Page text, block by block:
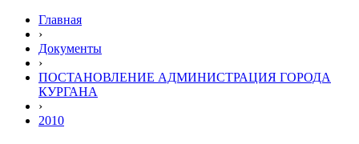
Главная
›
Документы
›
ПОСТАНОВЛЕНИЕ АДМИНИСТРАЦИЯ ГОРОДА
КУРГАНА
›
2010